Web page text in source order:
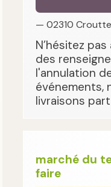
— 02310
N’hésitez
des
l'annulation
événements,
livraisons
marché du
faire